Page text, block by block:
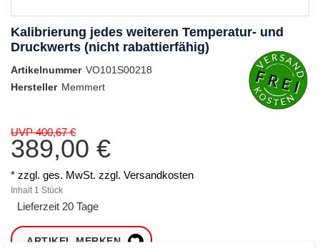
Kalibrierung jedes weiteren Temperatur- und
Druckwerts (nicht rabattierfähig)
Artikelnummer VO101S00218
Hersteller Memmert
UVP 400,67 €
389,00 €
* zzgl. ges. MwSt. zzgl. Versandkosten
Inhalt 1 Stück
Lieferzeit 20 Tage
ARTIKEL MERKEN